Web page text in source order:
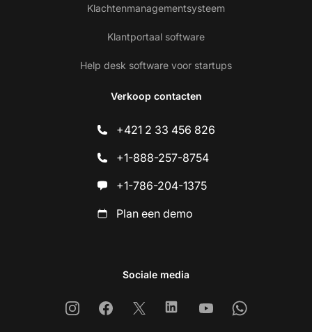
Klachtenmanagementsysteem
Klantportaal software
Help desk software voor startups
Verkoop contacten
+421 2 33 456 826
+1-888-257-8754
+1-786-204-1375
Plan een demo
Sociale media
InstagramFacebook
X LinkedinYoutubeWhatsapp